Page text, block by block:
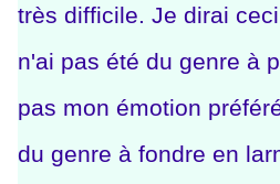
très difficile. Je dirai
n'ai pas été du genre à
pas mon émotion
du genre à fondre en